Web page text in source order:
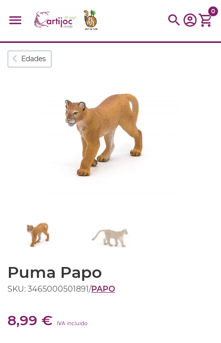
Búsquedas populares
Puzzle
0
Edades
Puma Papo
SKU: 3465000501891/PAPO
8,99 € IVA incluido